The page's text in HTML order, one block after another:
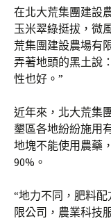
在北大荒集團建設
玉米翠綠挺拔，微
荒集團建設農場有
弄著地頭的黑土說
性也好。”
近年來，北大荒集
墾區各地紛紛施用
地塊不能使用農藥
90%。
“地力不同，肥料
限公司，農業科技